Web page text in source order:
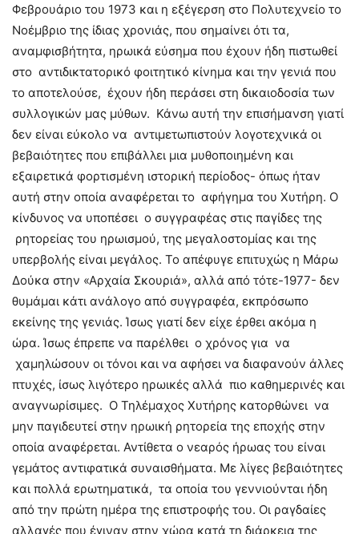
Φεβρουάριο του 1973 και η εξέγερση στο Πολυτεχνείο το
Νοέμβριο της ίδιας χρονιάς, που σημαίνει ότι τα,
αναμφισβήτητα, ηρωικά εύσημα που έχουν ήδη πιστωθεί
στο αντιδικτατορικό φοιτητικό κίνημα και την γενιά που
το αποτελούσε, έχουν ήδη περάσει στη δικαιοδοσία των
συλλογικών μας μύθων. Κάνω αυτή την επισήμανση γιατί
δεν είναι εύκολο να αντιμετωπιστούν λογοτεχνικά οι
βεβαιότητες που επιβάλλει μια μυθοποιημένη και
εξαιρετικά φορτισμένη ιστορική περίοδος- όπως ήταν
αυτή στην οποία αναφέρεται το αφήγημα του Χυτήρη. Ο
κίνδυνος να υποπέσει ο συγγραφέας στις παγίδες της
ρητορείας του ηρωισμού, της μεγαλοστομίας και της
υπερβολής είναι μεγάλος. Το απέφυγε επιτυχώς η Μάρω
Δούκα στην «Αρχαία Σκουριά», αλλά από τότε-1977- δεν
θυμάμαι κάτι ανάλογο από συγγραφέα, εκπρόσωπο
εκείνης της γενιάς. Ίσως γιατί δεν είχε έρθει ακόμα η
ώρα. Ίσως έπρεπε να παρέλθει ο χρόνος για να
χαμηλώσουν οι τόνοι και να αφήσει να διαφανούν άλλες
πτυχές, ίσως λιγότερο ηρωικές αλλά πιο καθημερινές και
αναγνωρίσιμες. Ο Τηλέμαχος Χυτήρης κατορθώνει να
μην παγιδευτεί στην ηρωική ρητορεία της εποχής στην
οποία αναφέρεται. Αντίθετα ο νεαρός ήρωας του είναι
γεμάτος αντιφατικά συναισθήματα. Με λίγες βεβαιότητες
και πολλά ερωτηματικά, τα οποία του γεννιούνται ήδη
από την πρώτη ημέρα της επιστροφής του. Οι ραγδαίες
αλλαγές που έγιναν στην χώρα κατά τη διάρκεια της